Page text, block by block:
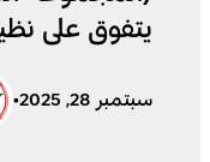
يتفوق على
سبتمبر 28, 2025 •